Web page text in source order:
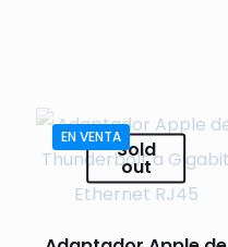
EN VENTASold
out